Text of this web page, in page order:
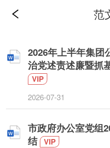
范
2026年上半年集团
治党述责述廉暨抓
VIP
2026-07-31
市政府办公室党组
结 VIP